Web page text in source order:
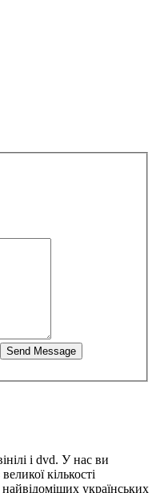
і dvd. У нас ви
кількості
українських